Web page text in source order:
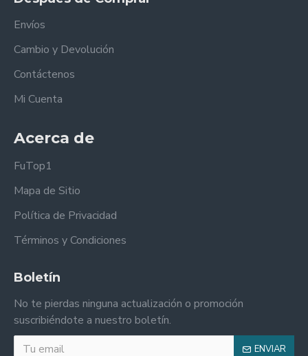
Envíos
Cambio y Devolución
Contáctenos
Mi Cuenta
Acerca de
FuTop1
Mapa de Sitio
Política de Privacidad
Términos y Condiciones
Boletín
No te pierdas ninguna actualización o promoción
suscribiéndote a nuestro boletín.
ENVIAR